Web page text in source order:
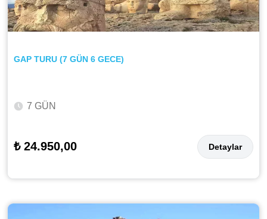
GAP TURU (7 GÜN 6 GECE)
7 GÜN
₺ 24.950,00 Detaylar